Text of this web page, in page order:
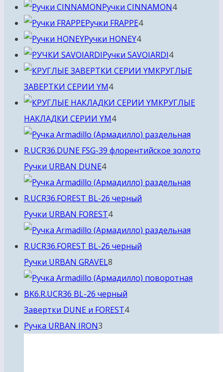
товара
Ручки CINNAMON44
Ручки FRAPPE44
Ручки HONEY44
товара
Ручки SAVOIARDI44
товара
КРУГЛЫЕ
ЗАВЕРТКИ СЕРИИ YM44
товара
КРУГЛЫЕ
НАКЛАДКИ СЕРИИ YM44
товара
Ручки URBAN DUNE44
товара
Ручки URBAN FOREST44
товара
Ручки URBAN GRAVEL8
товаров
Завертки DUNE и FOREST44
Ручка URBAN IRON3